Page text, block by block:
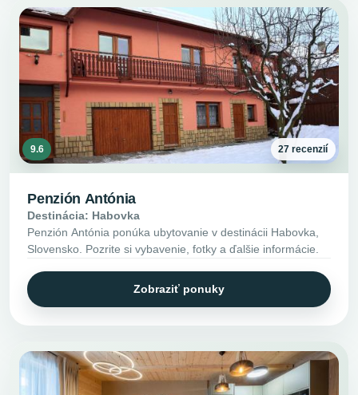
9.6 27 recenzií
Penzión Antónia
Destinácia: Habovka
Penzión Antónia ponúka ubytovanie v destinácii Habovka,
Slovensko. Pozrite si vybavenie, fotky a ďalšie informácie.
Zobraziť ponuky